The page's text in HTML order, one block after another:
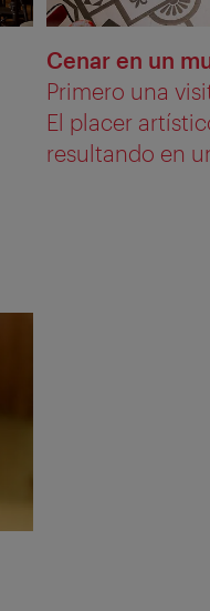
Cenar en un
Primero una
El placer
resultando en